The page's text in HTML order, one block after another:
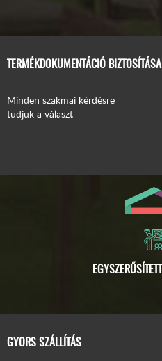
TERMÉKDOKUMENTÁCIÓ BIZTOSÍTÁSA
Minden szakmai kérdésre
tudjuk a választ
GYORS SZÁLLÍTÁS